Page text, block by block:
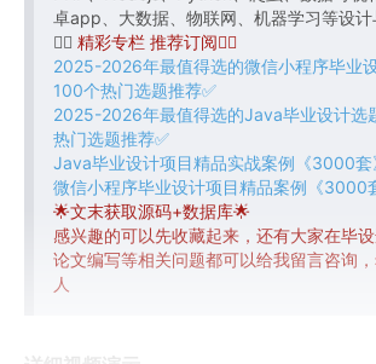
卓app、大数据、物联网、机器学习等设计
👇🏻 精彩专栏 推荐订阅👇🏻
2025-2026年最值得选的微信小程序毕业
100个热门选题推荐✅
2025-2026年最值得选的Java毕业设计选
热门选题推荐✅
Java毕业设计项目精品实战案例《3000套
微信小程序毕业设计项目精品案例《3000
🌟文末获取源码+数据库🌟
感兴趣的可以先收藏起来，还有大家在毕
论文编写等相关问题都可以给我留言咨询
人